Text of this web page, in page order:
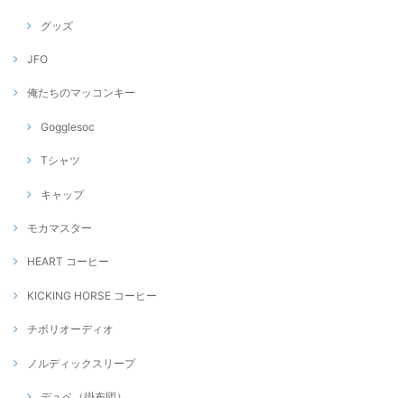
グッズ
JFO
俺たちのマッコンキー
Gogglesoc
Tシャツ
キャップ
モカマスター
HEART コーヒー
KICKING HORSE コーヒー
チボリオーディオ
ノルディックスリープ